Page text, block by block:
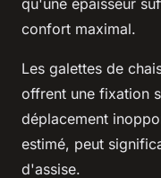
confort maximal.
Les galettes de
offrent une fixation
déplacement
estimé, peut
d'assise.